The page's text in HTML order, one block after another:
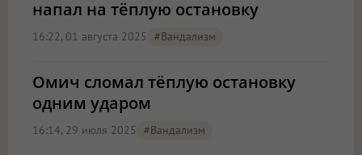
напал на тёплую остановку
16:22, 01 августа 2025 #вандализм
Омич сломал тёплую остановку
одним ударом
16:14, 29 июля 2025 #вандализм